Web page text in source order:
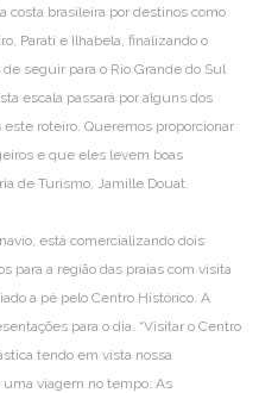
costa brasileira por destinos como
Parati e Ilhabela, finalizando o
seguir para o Rio Grande do Sul
escala passará por alguns dos
roteiro. Queremos proporcionar
e que eles levem boas
de Turismo, Jamille Douat.
está comercializando dois
para a região das praias com visita
a pé pelo Centro Histórico. A
para o dia. “Visitar o Centro
tendo em vista nossa
viagem no tempo. As